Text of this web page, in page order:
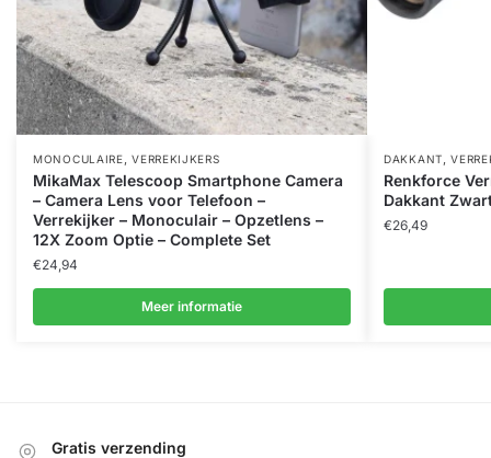
MONOCULAIRE ,VERREKIJKERS
MikaMax Telescoop Smartphone Camera
– Camera Lens voor Telefoon –
Verrekijker – Monoculair – Opzetlens –
12X Zoom Optie – Complete Set
€24,94
Meer informatie
DAKKANT ,
Renkforce
Dakkant
€26,49
Gratis verzending